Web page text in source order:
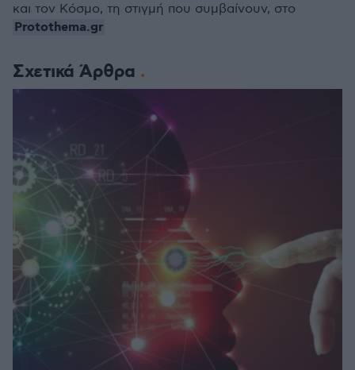
Σχετικά Άρθρα
και τον Κόσμο, τη στιγμή που συμβαίνουν, στο
Protothema.gr